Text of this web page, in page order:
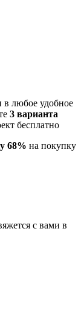
в любое удобное
3 варианта
бесплатно
68% на покупку
с вами в